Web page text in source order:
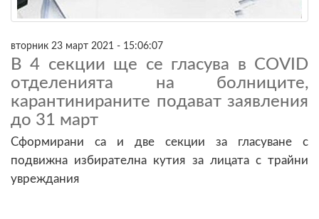
вторник 23 март 2021 - 15:06:07
В 4 секции ще се гласува в COVID
отделенията на болниците,
карантинираните подават заявления
до 31 март
Сформирани са и две секции за гласуване с
подвижна избирателна кутия за лицата с трайни
увреждания